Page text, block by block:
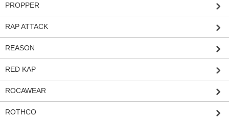
PROPPER
RAP ATTACK
REASON
RED KAP
ROCAWEAR
ROTHCO